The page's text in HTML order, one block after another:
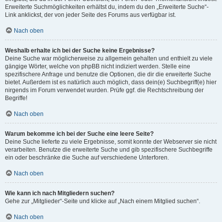
Erweiterte Suchmöglichkeiten erhältst du, indem du den „Erweiterte Suche“-
Link anklickst, der von jeder Seite des Forums aus verfügbar ist.
Nach oben
Weshalb erhalte ich bei der Suche keine Ergebnisse?
Deine Suche war möglicherweise zu allgemein gehalten und enthielt zu viele
gängige Wörter, welche von phpBB nicht indiziert werden. Stelle eine
spezifischere Anfrage und benutze die Optionen, die dir die erweiterte Suche
bietet. Außerdem ist es natürlich auch möglich, dass dein(e) Suchbegriff(e) hier
nirgends im Forum verwendet wurden. Prüfe ggf. die Rechtschreibung der
Begriffe!
Nach oben
Warum bekomme ich bei der Suche eine leere Seite?
Deine Suche lieferte zu viele Ergebnisse, somit konnte der Webserver sie nicht
verarbeiten. Benutze die erweiterte Suche und gib spezifischere Suchbegriffe
ein oder beschränke die Suche auf verschiedene Unterforen.
Nach oben
Wie kann ich nach Mitgliedern suchen?
Gehe zur „Mitglieder“-Seite und klicke auf „Nach einem Mitglied suchen“.
Nach oben